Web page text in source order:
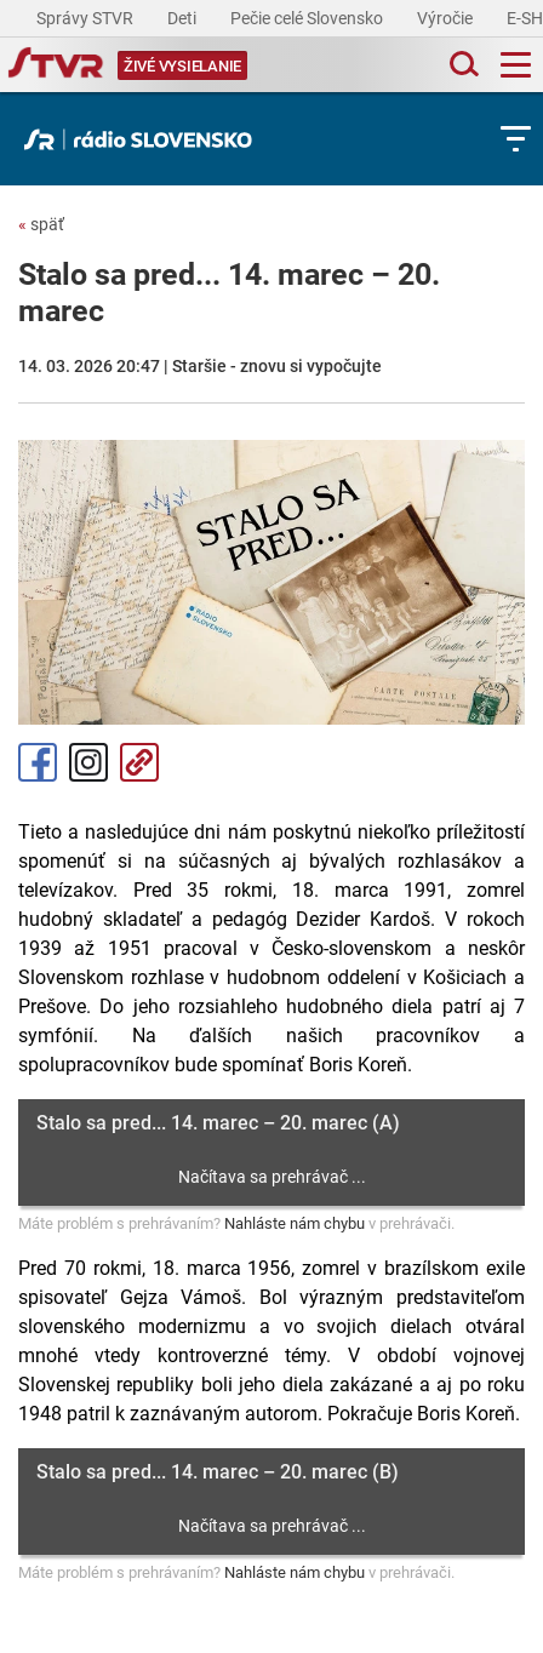
Správy STVR Deti Pečie celé Slovensko Výročie E-
ŽIVÉ VYSIELANIE
« späť
Stalo sa pred... 14. marec – 20.
marec
14. 03. 2026 20:47 | Staršie - znovu si vypočujte
Tieto a nasledujúce dni nám poskytnú niekoľko príležitostí
spomenúť si na súčasných aj bývalých rozhlasákov a
televízakov. Pred 35 rokmi, 18. marca 1991, zomrel
hudobný skladateľ a pedagóg Dezider Kardoš. V rokoch
1939 až 1951 pracoval v Česko-slovenskom a neskôr
Slovenskom rozhlase v hudobnom oddelení v Košiciach a
Prešove. Do jeho rozsiahleho hudobného diela patrí aj 7
symfónií. Na ďalších našich pracovníkov a
spolupracovníkov bude spomínať Boris Koreň.
Stalo sa pred... 14. marec – 20. marec (A)
Máte problém s prehrávaním? Nahláste nám chybu v prehrávači.
Pred 70 rokmi, 18. marca 1956, zomrel v brazílskom exile
spisovateľ Gejza Vámoš. Bol výrazným predstaviteľom
slovenského modernizmu a vo svojich dielach otváral
mnohé vtedy kontroverzné témy. V období vojnovej
Slovenskej republiky boli jeho diela zakázané a aj po roku
1948 patril k zaznávaným autorom. Pokračuje Boris Koreň.
Stalo sa pred... 14. marec – 20. marec (B)
Máte problém s prehrávaním? Nahláste nám chybu v prehrávači.